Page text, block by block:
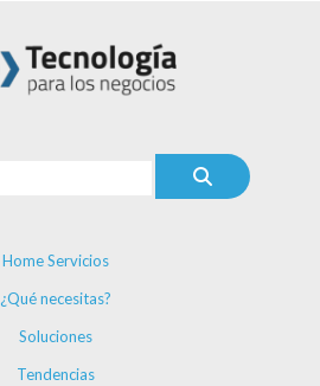
Home Servicios
¿Qué necesitas?
Soluciones
Tendencias